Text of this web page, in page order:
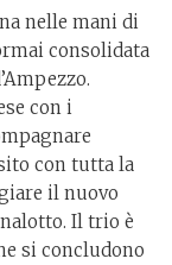
nelle mani di
consolidata
con i
con tutta la
il nuovo
Il trio è
si concludono